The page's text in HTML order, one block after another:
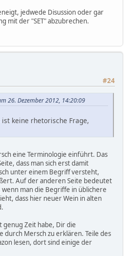
jedwede Disussion oder gar
mit der "SET" abzubrechen.
#24
26. Dezember 2012, 14:20:09
ist keine rhetorische Frage,
eine Terminologie einführt. Das
dass man sich erst damit
unter einem Begriff versteht,
Auf der anderen Seite bedeutet
wenn man die Begriffe in üblichere
dass hier neuer Wein in alten
genug Zeit habe, Dir die
Mersch zu erklären. Teile des
lesen, dort sind einige der